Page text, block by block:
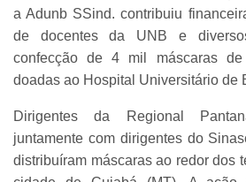
a Adunb SSind. contribuiu
de docentes da UNB e
confecção de 4 mil máscaras
doadas ao Hospital Universitário de
Dirigentes da Regional
juntamente com dirigentes do
distribuíram máscaras ao redor dos